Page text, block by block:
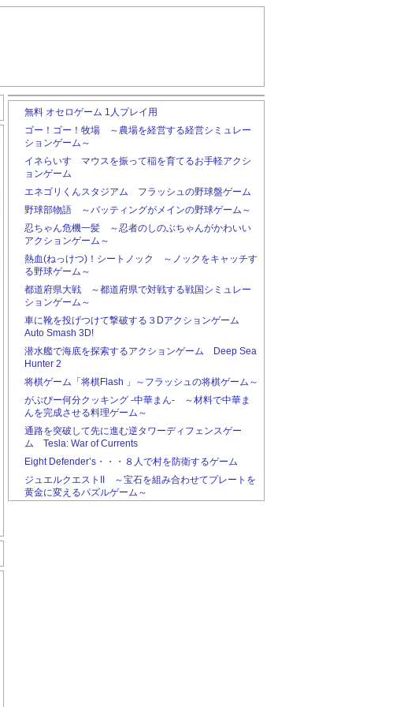
無料 オセロゲーム 1人プレイ用
ゴー！ゴー！牧場 ～農場を経営する経営シミュレー
ションゲーム～
イネらいす マウスを振って稲を育てるお手軽アクシ
ョンゲーム
エネゴリくんスタジアム フラッシュの野球盤ゲーム
野球部物語 ～バッティングがメインの野球ゲーム～
忍ちゃん危機一髪 ～忍者のしのぶちゃんがかわいい
アクションゲーム～
熱血(ねっけつ)！シートノック ～ノックをキャッチす
る野球ゲーム～
都道府県大戦 ～都道府県で対戦する戦国シミュレー
ションゲーム～
車に靴を投げつけて撃破する３Dアクションゲーム
Auto Smash 3D!
潜水艦で海底を探索するアクションゲーム Deep Sea
Hunter 2
将棋ゲーム「将棋Flash 」～フラッシュの将棋ゲーム～
がぷぴー何分クッキング -中華まん- ～材料で中華ま
んを完成させる料理ゲーム～
通路を突破して先に進む逆タワーディフェンスゲー
ム Tesla: War of Currents
Eight Defender’s・・・８人で村を防衛するゲーム
ジュエルクエストII ～宝石を組み合わせてプレートを
黄金に変えるパズルゲーム～